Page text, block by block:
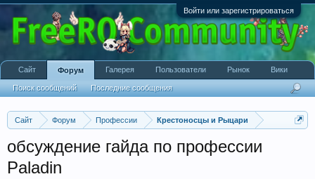
Войти или зарегистрироваться
Сайт Форум Профессии Крестоносцы и Рыцари
обсуждение гайда по профессии
Paladin
Сайт Форум
Поиск сообщений Последние сообщения
Галерея Пользователи Рынок Вики